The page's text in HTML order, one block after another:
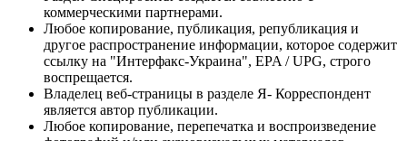
коммерческими партнерами.
Любое копирование, публикация, републикация и
другое распространение информации, которое содержит
ссылку на "Интерфакс-Украина", EPA / UPG, строго
воспрещается.
Владелец веб-страницы в разделе Я- Корреспондент
является автор публикации.
Любое копирование, перепечатка и воспроизведение